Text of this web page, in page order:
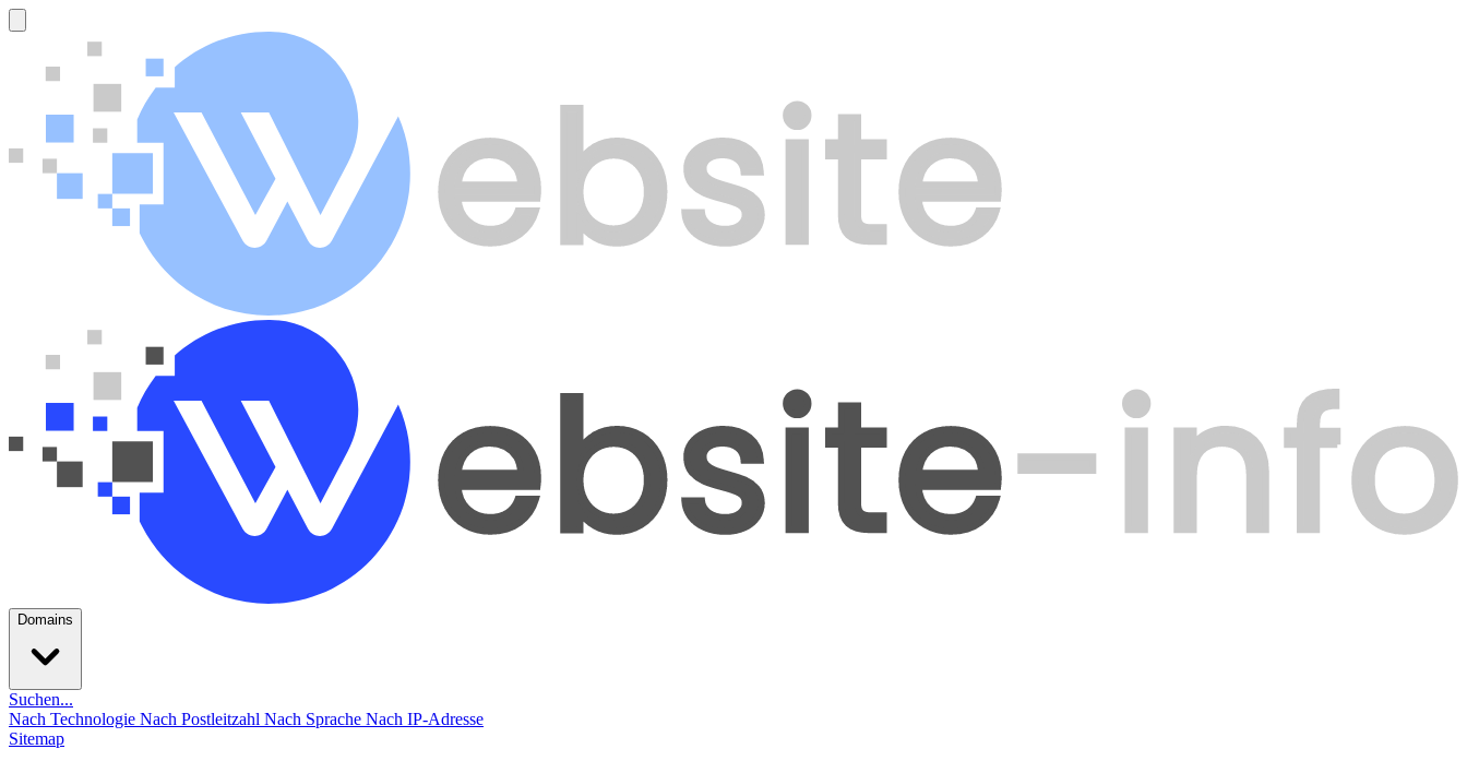
Domains
Suchen...
Nach Technologie Nach Postleitzahl Nach Sprache Nach IP-Adresse
Sitemap